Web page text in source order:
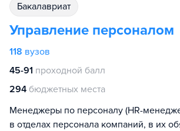
бакалавриат
Управление персоналом
118 вузов
45-91 проходной балл
294 бюджетных места
Менеджеры по персоналу (HR-
в отделах персонала компаний, в их